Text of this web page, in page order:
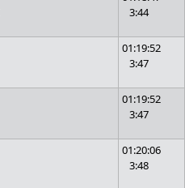
3:44
01:19:52
3:47
01:19:52
3:47
01:20:06
3:48